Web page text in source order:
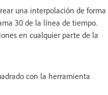
una interpolación de forma
30 de la línea de tiempo.
en cualquier parte de la
con la herramienta